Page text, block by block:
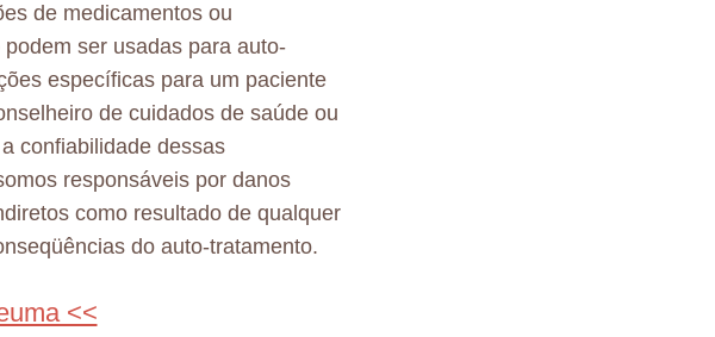
de medicamentos ou
ser usadas para auto-
específicas para um paciente
de cuidados de saúde ou
confiabilidade dessas
responsáveis por danos
como resultado de qualquer
do auto-tratamento.
<<